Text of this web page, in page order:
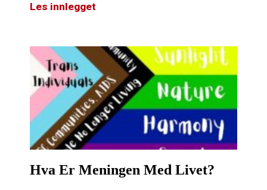
Les innlegget
Hva Er Meningen Med Livet?